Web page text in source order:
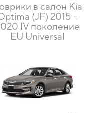
в салон Kia
(JF) 2015 -
IV поколение
EU Universal